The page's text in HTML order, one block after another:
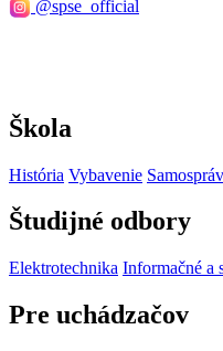
@spse_official
Škola
História Vybavenie
Študijné odbory
Elektrotechnika Informačné a
Pre uchádzačov